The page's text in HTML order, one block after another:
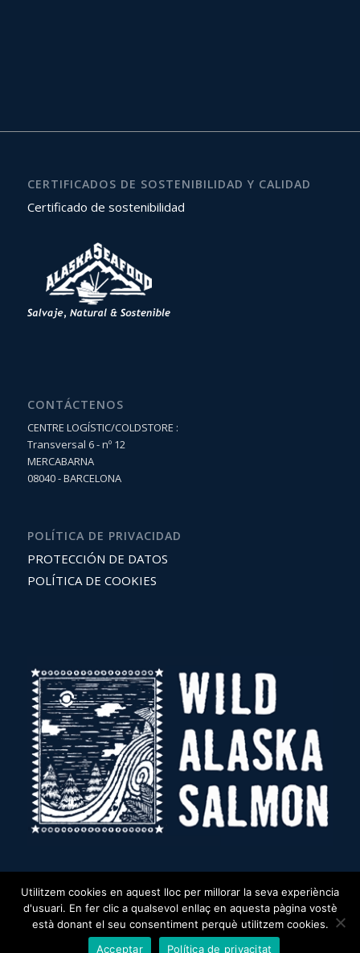
CERTIFICADOS DE SOSTENIBILIDAD Y CALIDAD
Certificado de sostenibilidad
CONTÁCTENOS
CENTRE LOGÍSTIC/COLDSTORE :
Transversal 6 - nº 12
MERCABARNA
08040 - BARCELONA
POLÍTICA DE PRIVACIDAD
PROTECCIÓN DE DATOS
POLÍTICA DE COOKIES
© Copyright - WILD ALASKA SALMON - Fotografías cedidas por ASMI
Utilitzem cookies en aquest lloc per millorar la seva experiència
d'usuari. En fer clic a qualsevol enllaç en aquesta pàgina vostè
està donant el seu consentiment perquè utilitzem cookies.
Acceptar
Política de privacitat